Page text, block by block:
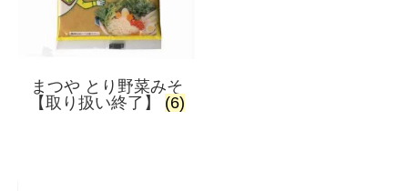
まつや とり野菜みそ
【取り扱い終了】 (6)